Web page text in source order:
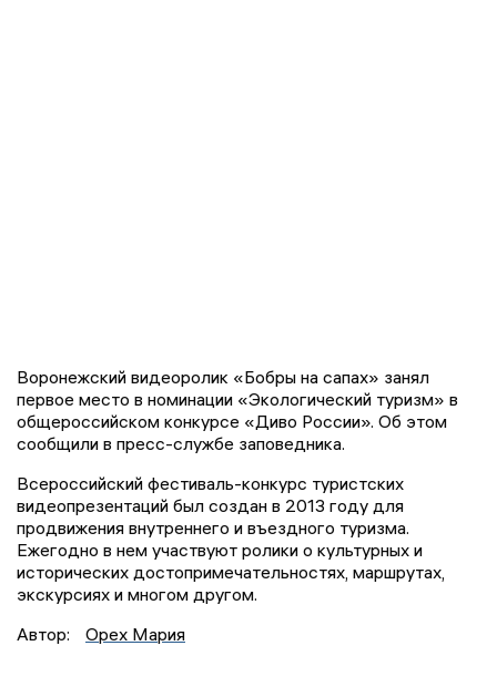
Воронежский видеоролик «Бобры на сапах» занял
первое место в номинации «Экологический туризм» в
общероссийском конкурсе «Диво России». Об этом
сообщили в пресс-службе заповедника.
Всероссийский фестиваль-конкурс туристских
видеопрезентаций был создан в 2013 году для
продвижения внутреннего и въездного туризма.
Ежегодно в нем участвуют ролики о культурных и
исторических достопримечательностях, маршрутах,
экскурсиях и многом другом.
Автор:
Орех Мария